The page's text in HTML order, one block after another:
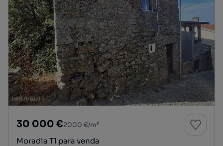
30 000 €2000 €/m²
Moradia T1 para venda